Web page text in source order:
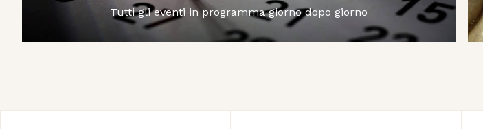
Tutti gli eventi in programma giorno dopo giorno